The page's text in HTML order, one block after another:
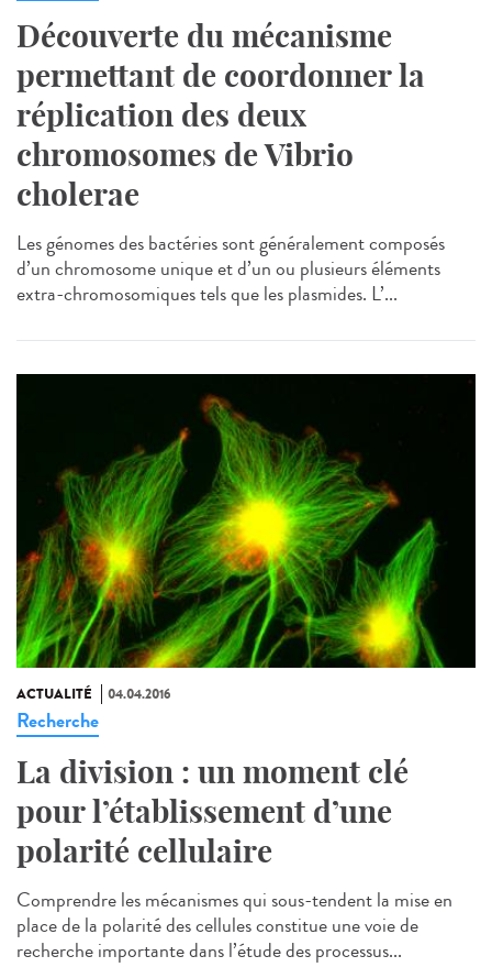
Découverte du mécanisme
permettant de coordonner la
réplication des deux
chromosomes de Vibrio
cholerae
Les génomes des bactéries sont généralement composés
d’un chromosome unique et d’un ou plusieurs éléments
extra-chromosomiques tels que les plasmides. L’...
ACTUALITÉ 04.04.2016
Recherche
La division : un moment clé
pour l’établissement d’une
polarité cellulaire
Comprendre les mécanismes qui sous-tendent la mise en
place de la polarité des cellules constitue une voie de
recherche importante dans l’étude des processus...